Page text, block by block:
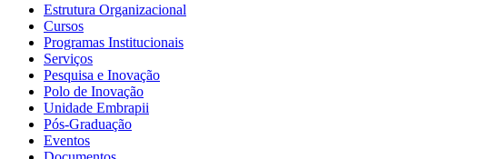
Estrutura Organizacional
Cursos
Programas Institucionais
Serviços
Pesquisa e Inovação
Polo de Inovação
Unidade Embrapii
Pós-Graduação
Eventos